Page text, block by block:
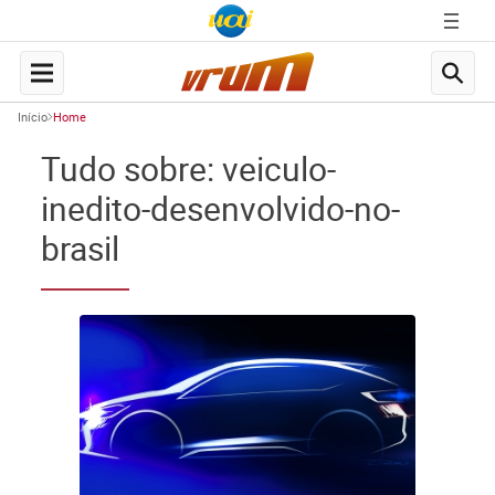
Início Home
Tudo sobre: veiculo-
inedito-desenvolvido-no-
brasil